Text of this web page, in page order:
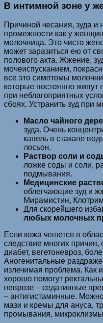
В интимной зоне у
Причиной чесания, зуда
промежности как у
молочница. Это чисто
может заразиться ею от
полового акта. Жжение,
мочеиспусканием,
все это симптомы
которые постоянно живут
при неблагоприятных
сбоях. Устранить зуд при
Масло чайного
зуда. Очень
капель в стакане
лосьон.
Раствор соли и
ложке соды и соли,
подмывания.
Медицинские
облегчающие зуд и
Мирамистин,
Для скорейшего
любых молочных
Если кожа чешется в
следствие многих
диабет, вегетоневроз,
Аногенитальные
излечимая проблема. Как
хорошо помогут
неврозе – седативные
– антигистаминные.
мази и кремы для ануса,
промывания,